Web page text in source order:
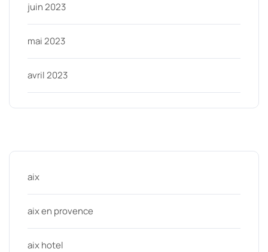
juin 2023
mai 2023
avril 2023
aix
aix en provence
aix hotel